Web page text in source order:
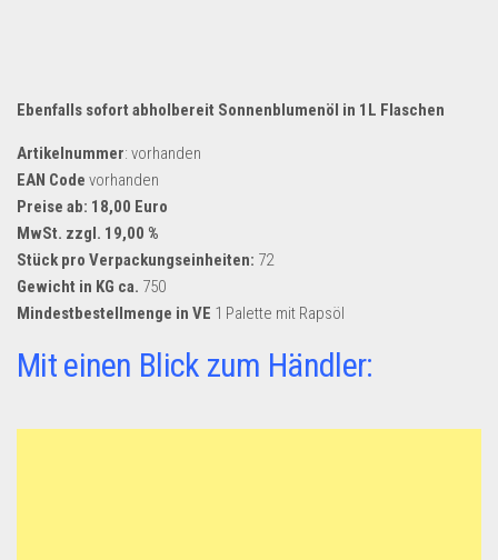
Grosshandel
Amazon
Aldi
Lidl
Kostenlos verkaufen
Anmelden
Kostenlos Registrieren
Ebenfalls sofort abholbereit Sonnenblumenöl in 1L Flaschen
Artikelnummer: vorhanden
EAN Code vorhanden
Preise ab: 18,00 Euro
MwSt. zzgl. 19,00 %
Stück pro Verpackungseinheiten: 72
Gewicht in KG ca. 750
Mindestbestellmenge in VE 1 Palette mit Rapsöl
Mit einen Blick zum Händler: